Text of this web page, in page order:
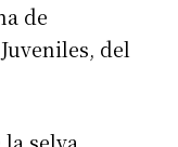
de
del